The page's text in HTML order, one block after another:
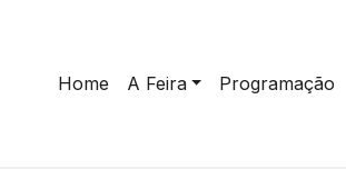
Home A Feira Programação